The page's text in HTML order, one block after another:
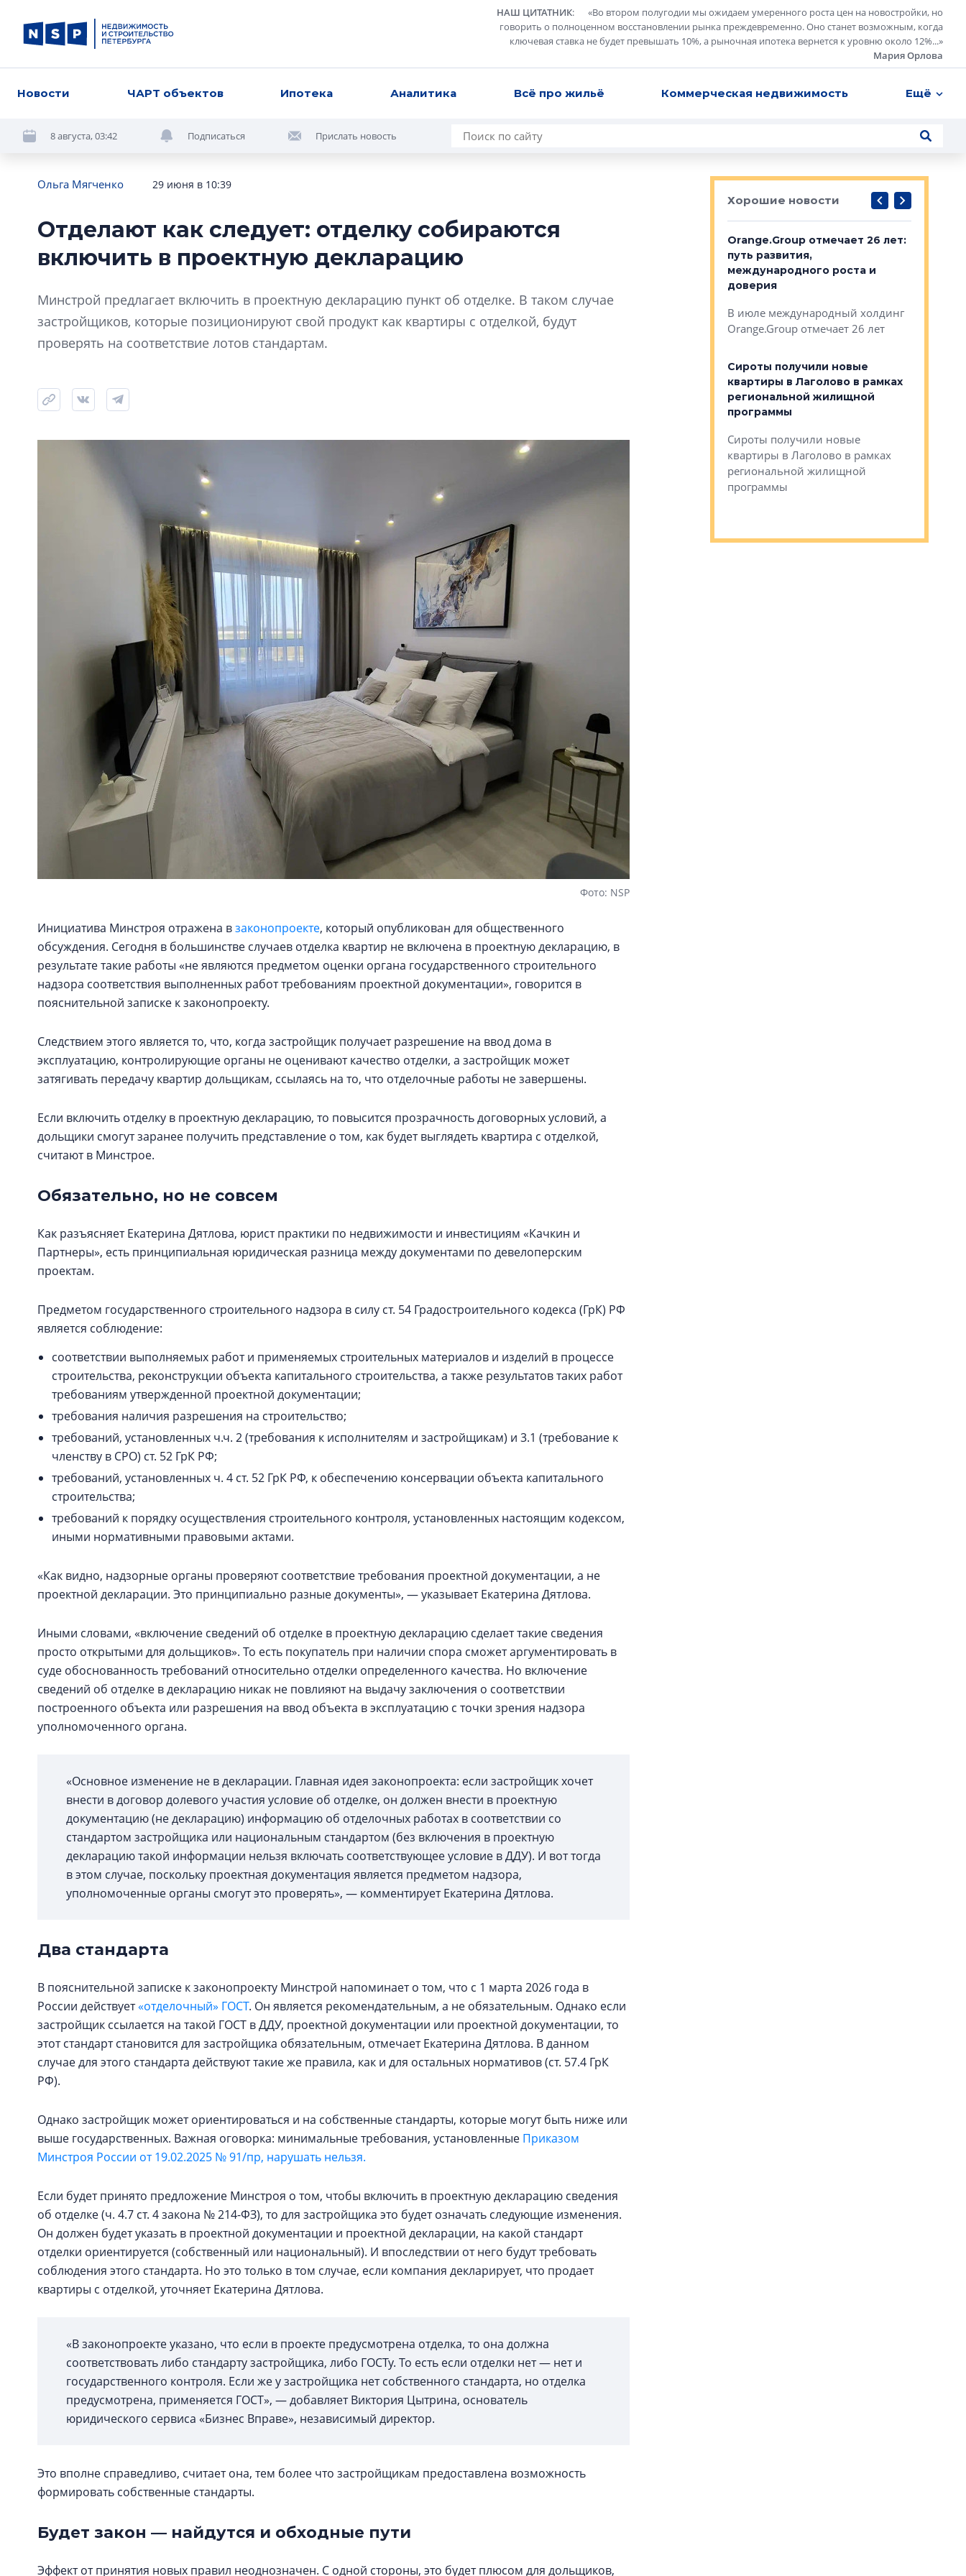
НАШ ЦИТАТНИК: «Во втором полугодии мы ожидаем умеренного роста цен на новостройки, но
говорить о полноценном восстановлении рынка преждевременно. Оно станет возможным, когда
ключевая ставка не будет превышать 10%, а рыночная ипотека вернется к уровню около 12%...»
Мария Орлова
Новости ЧАРТ объектов Ипотека Аналитика Всё про жильё Коммерческая недвижимость Ещё
8 августа, 03:42 Подписаться Прислать новость
Ольга Мягченко 29 июня в 10:39
Отделают как следует: отделку собираются
включить в проектную декларацию
Минстрой предлагает включить в проектную декларацию пункт об отделке. В таком случае
застройщиков, которые позиционируют свой продукт как квартиры с отделкой, будут
проверять на соответствие лотов стандартам.
Фото: NSP
Инициатива Минстроя отражена взаконопроекте, который опубликован для общественного
обсуждения. Сегодня в большинстве случаев отделка квартир не включена в проектную декларацию, в
результате такие работы «не являются предметом оценки органа государственного строительного
надзора соответствия выполненных работ требованиям проектной документации», говорится в
пояснительной записке к законопроекту.
Следствием этого является то, что, когда застройщик получает разрешение на ввод дома в
эксплуатацию, контролирующие органы не оценивают качество отделки, а застройщик может
затягивать передачу квартир дольщикам, ссылаясь на то, что отделочные работы не завершены.
Если включить отделку в проектную декларацию, то повысится прозрачность договорных условий, а
дольщики смогут заранее получить представление о том, как будет выглядеть квартира с отделкой,
считают в Минстрое.
Обязательно, но не совсем
Как разъясняет Екатерина Дятлова, юрист практики по недвижимости и инвестициям «Качкин и
Партнеры», есть принципиальная юридическая разница между документами по девелоперским
проектам.
Предметом государственного строительного надзора в силу ст. 54 Градостроительного кодекса (ГрК) РФ
является соблюдение:
соответствии выполняемых работ и применяемых строительных материалов и изделий в процессе
строительства, реконструкции объекта капитального строительства, а также результатов таких работ
требованиям утвержденной проектной документации;
требования наличия разрешения на строительство;
требований, установленных ч.ч. 2 (требования к исполнителям и застройщикам) и 3.1 (требование к
членству в СРО) ст. 52 ГрК РФ;
требований, установленных ч. 4 ст. 52 ГрК РФ, к обеспечению консервации объекта капитального
строительства;
требований к порядку осуществления строительного контроля, установленных настоящим кодексом,
иными нормативными правовыми актами.
«Как видно, надзорные органы проверяют соответствие требования проектной документации, а не
проектной декларации. Это принципиально разные документы», — указывает Екатерина Дятлова.
Иными словами, «включение сведений об отделке в проектную декларацию сделает такие сведения
просто открытыми для дольщиков». То есть покупатель при наличии спора сможет аргументировать в
суде обоснованность требований относительно отделки определенного качества. Но включение
сведений об отделке в декларацию никак не повлияют на выдачу заключения о соответствии
построенного объекта или разрешения на ввод объекта в эксплуатацию с точки зрения надзора
уполномоченного органа.
«Основное изменение не в декларации. Главная идея законопроекта: если застройщик хочет
внести в договор долевого участия условие об отделке, он должен внести в проектную
документацию (не декларацию) информацию об отделочных работах в соответствии со
стандартом застройщика или национальным стандартом (без включения в проектную
декларацию такой информации нельзя включать соответствующее условие в ДДУ). И вот тогда
в этом случае, поскольку проектная документация является предметом надзора,
уполномоченные органы смогут это проверять», — комментирует Екатерина Дятлова.
Два стандарта
В пояснительной записке к законопроекту Минстрой напоминает о том, что с 1 марта 2026 года в
России действует«отделочный» ГОСТ. Он является рекомендательным, а не обязательным. Однако если
застройщик ссылается на такой ГОСТ в ДДУ, проектной документации или проектной документации, то
этот стандарт становится для застройщика обязательным, отмечает Екатерина Дятлова. В данном
случае для этого стандарта действуют такие же правила, как и для остальных нормативов (ст. 57.4 ГрК
РФ).
Однако застройщик может ориентироваться и на собственные стандарты, которые могут быть ниже или
выше государственных. Важная оговорка: минимальные требования, установленные Приказом
Минстроя России от 19.02.2025 № 91/пр, нарушать нельзя.
Если будет принято предложение Минстроя о том, чтобы включить в проектную декларацию сведения
об отделке (ч. 4.7 ст. 4 закона № 214-ФЗ), то для застройщика это будет означать следующие изменения.
Он должен будет указать в проектной документации и проектной декларации, на какой стандарт
отделки ориентируется (собственный или национальный). И впоследствии от него будут требовать
соблюдения этого стандарта. Но это только в том случае, если компания декларирует, что продает
квартиры с отделкой, уточняет Екатерина Дятлова.
«В законопроекте указано, что если в проекте предусмотрена отделка, то она должна
соответствовать либо стандарту застройщика, либо ГОСТу. То есть если отделки нет — нет и
государственного контроля. Если же у застройщика нет собственного стандарта, но отделка
предусмотрена, применяется ГОСТ», — добавляет Виктория Цытрина, основатель
юридического сервиса «Бизнес Вправе», независимый директор.
Это вполне справедливо, считает она, тем более что застройщикам предоставлена возможность
формировать собственные стандарты.
Будет закон — найдутся и обходные пути
Эффект от принятия новых правил неоднозначен. С одной стороны, это будет плюсом для дольщиков,
Хорошие новости
В Санкт-Петербурге выбрали
девятый сезон творческого
конкурса строителей «Нам песня
строить и жить помогает»
В Красногвардейском районе
Orange.Group отмечает 26 лет:
путь развития,
международного роста и
доверия
В июле международный холдинг
Orange.Group отмечает 26 лет
Сироты получили новые
квартиры в Лаголово в рамках
региональной жилищной
программы
Сироты получили новые
квартиры в Лаголово в рамках
региональной жилищной
программы